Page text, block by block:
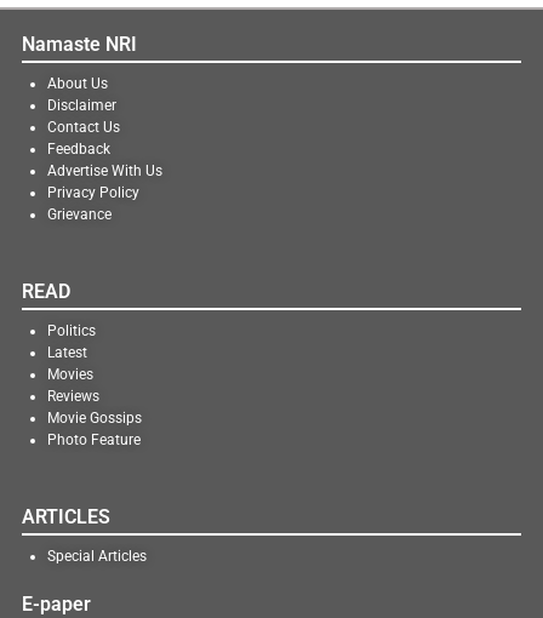
Namaste NRI
About Us
Disclaimer
Contact Us
Feedback
Advertise With Us
Privacy Policy
Grievance
READ
Politics
Latest
Movies
Reviews
Movie Gossips
Photo Feature
ARTICLES
Special Articles
E-paper